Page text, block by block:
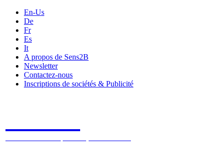
En-Us
De
Fr
Es
It
A propos de Sens2B
Newsletter
Contactez-nous
Inscriptions de sociétés & Publicité